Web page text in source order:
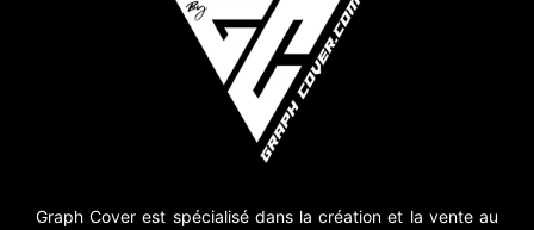
Graph Cover est spécialisé dans la création et la vente au